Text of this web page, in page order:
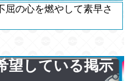
屈の心を燃やして素早さ
望している掲示